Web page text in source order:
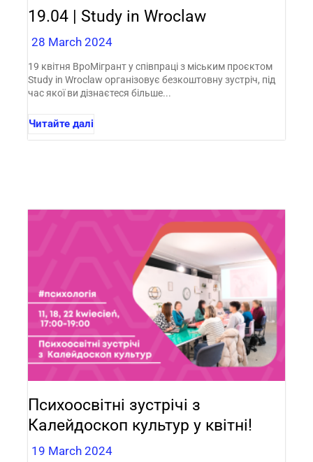
19.04 | Study in Wroclaw
28 March 2024
19 квітня ВроМігрант у співпраці з міським проєктом
Study in Wroclaw організовує безкоштовну зустріч, під
час якої ви дізнаєтеся більше...
Читайте далі
Психоосвітні зустрічі з
Калейдоскоп культур у квітні!
19 March 2024